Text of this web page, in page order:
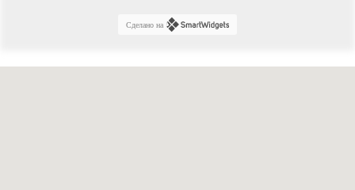
Сделано на